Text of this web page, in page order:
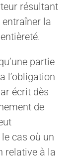
résultant
entraîner la
partie
l’obligation
écrit dès
de
cas où un
relative à la